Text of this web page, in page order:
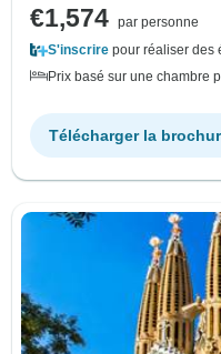
€1,574 par personne
S'inscrire pour réaliser des
Prix basé sur une chambre
Télécharger la